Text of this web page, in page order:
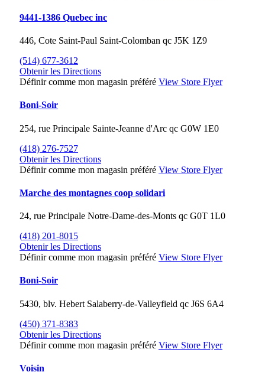
9441-1386 Quebec inc
446, Cote Saint-Paul Saint-Colomban qc J5K 1Z9
(514) 677-3612
Obtenir les Directions
Définir comme mon magasin préféré View Store Flyer
Boni-Soir
254, rue Principale Sainte-Jeanne d'Arc qc G0W 1E0
(418) 276-7527
Obtenir les Directions
Définir comme mon magasin préféré View Store Flyer
Marche des montagnes coop solidari
24, rue Principale Notre-Dame-des-Monts qc G0T 1L0
(418) 201-8015
Obtenir les Directions
Définir comme mon magasin préféré View Store Flyer
Boni-Soir
5430, blv. Hebert Salaberry-de-Valleyfield qc J6S 6A4
(450) 371-8383
Obtenir les Directions
Définir comme mon magasin préféré View Store Flyer
Voisin